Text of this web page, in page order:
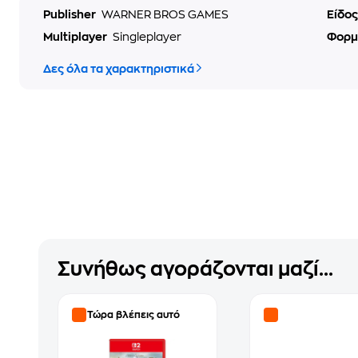
Publisher WARNER BROS GAMES
Multiplayer Singleplayer
Δες όλα τα χαρακτηριστικά
Συνήθως αγοράζονται μαζί...
Τώρα βλέπεις αυτό